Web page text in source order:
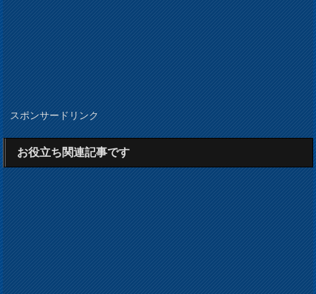
スポンサードリンク
お役立ち関連記事です